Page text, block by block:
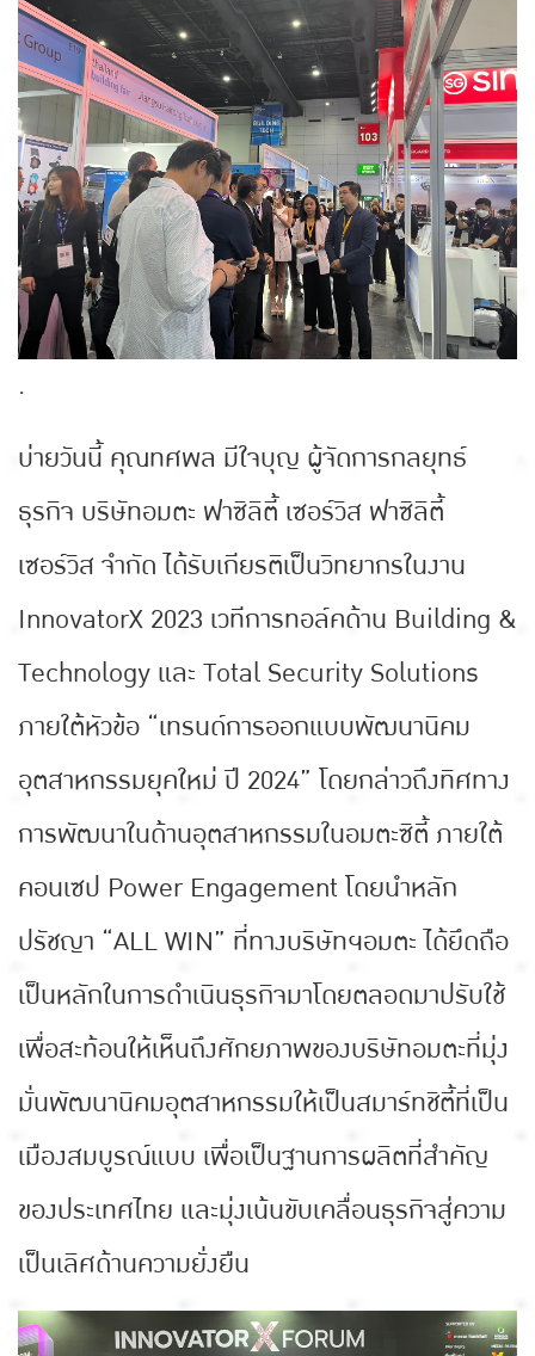
.
บ่ายวันนี้ คุณทศพล มีใจบุญ ผู้จัดการกลยุทธ์
ธุรกิจ บริษัทอมตะ ฟาซิลิตี้ เซอร์วิส ฟาซิลิตี้
เซอร์วิส จำกัด ได้รับเกียรติเป็นวิทยากรในงาน
InnovatorX 2023 เวทีการทอล์คด้าน Building &
Technology และ Total Security Solutions
ภายใต้หัวข้อ “เทรนด์การออกแบบพัฒนานิคม
อุตสาหกรรมยุคใหม่ ปี 2024” โดยกล่าวถึงทิศทาง
การพัฒนาในด้านอุตสาหกรรมในอมตะซิตี้ ภายใต้
คอนเซป Power Engagement โดยนำหลัก
ปรัชญา “ALL WIN” ที่ทางบริษัทฯอมตะ ได้ยึดถือ
เป็นหลักในการดำเนินธุรกิจมาโดยตลอดมาปรับใช้
เพื่อสะท้อนให้เห็นถึงศักยภาพของบริษัทอมตะที่มุ่ง
มั่นพัฒนานิคมอุตสาหกรรมให้เป็นสมาร์ทชิตี้ที่เป็น
เมืองสมบูรณ์แบบ เพื่อเป็นฐานการผลิตที่สำคัญ
ของประเทศไทย และมุ่งเน้นขับเคลื่อนธุรกิจสู่ความ
เป็นเลิศด้านความยั่งยืน